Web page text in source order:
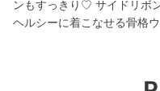
ンもすっきり♡ サイドリボ
ヘルシーに着こなせる骨格